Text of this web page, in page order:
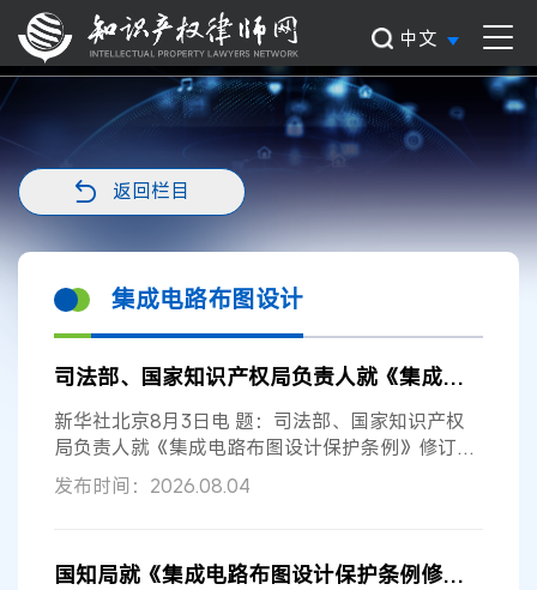
中文
返回栏目
集成电路布图设计
司法部、国家知识产权局负责人就《集成电路布图设计保护条例》修订答记者问
新华社北京8月3日电 题：司法部、国家知识产权
局负责人就《集成电路布图设计保护条例》修订答
记者问 2026年7月23日，国务院总理李...
发布时间：2026.08.04
国知局就《集成电路布图设计保护条例修改草案（征求意见稿）》公开征求意见